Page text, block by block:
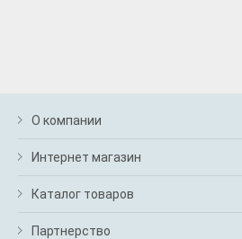
О компании
Интернет магазин
Каталог товаров
Партнерство